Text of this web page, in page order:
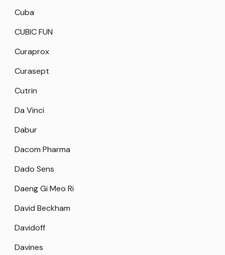
Cuba
CUBIC FUN
Curaprox
Curasept
Cutrin
Da Vinci
Dabur
Dacom Pharma
Dado Sens
Daeng Gi Meo Ri
David Beckham
Davidoff
Davines